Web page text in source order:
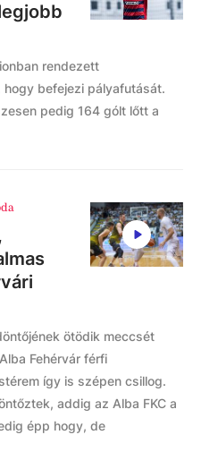
rendezett
befejezi pályafutását.
pedig 164 gólt lőtt a
ötödik meccsét
Fehérvár férfi
így is szépen csillog.
addig az Alba FKC a
épp hogy, de